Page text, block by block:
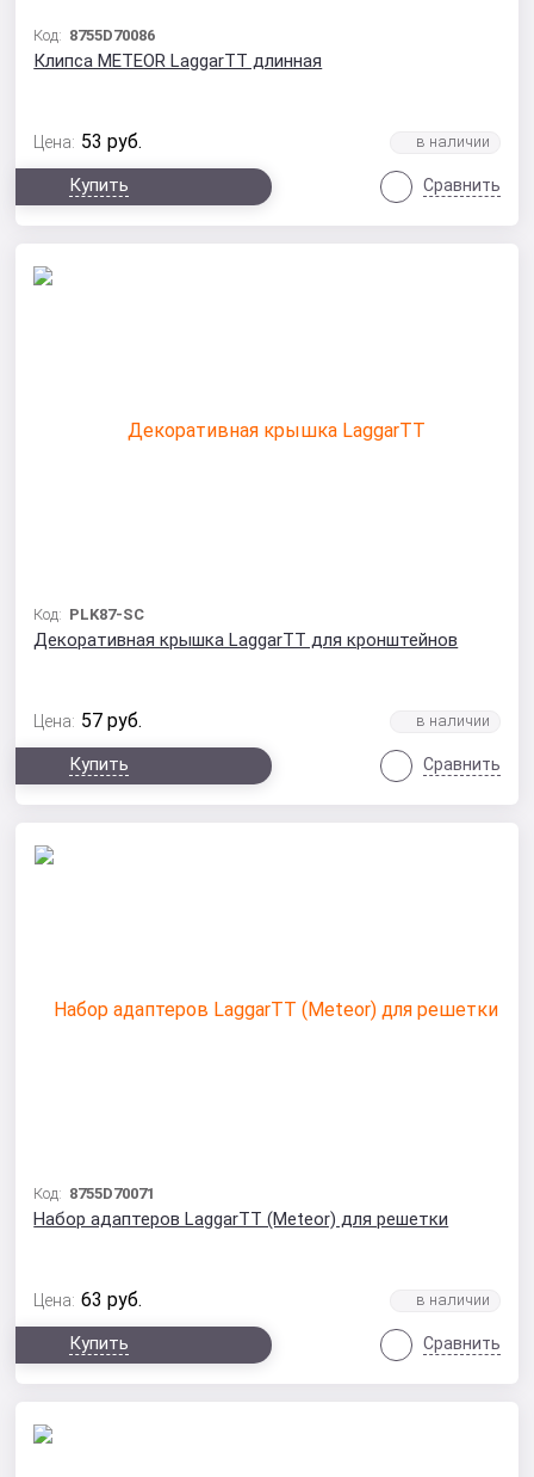
Код: 8755D70086
Клипса METEOR LaggarTT длинная
Цена: 53 руб.
Купить Сравнить
Код: PLK87-SC
Декоративная крышка LaggarTT для кронштейнов
Цена: 57 руб.
Купить Сравнить
Код: 8755D70071
Набор адаптеров LaggarTT (Meteor) для решетки
Цена: 63 руб.
Купить Сравнить